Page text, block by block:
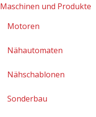
Maschinen und Produkte
Motoren
Nähautomaten
Nähschablonen
Sonderbau